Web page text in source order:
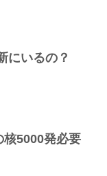
にいるの？
核5000発必要